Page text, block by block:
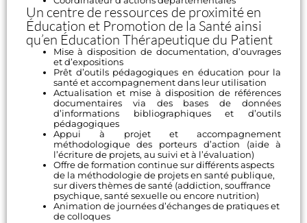
Un centre de ressources de proximité en
Éducation et Promotion de la Santé ainsi
qu’en Éducation Thérapeutique du Patient
Mise à disposition de documentation, d’ouvrages
et d’expositions
Prêt d’outils pédagogiques en éducation pour la
santé et accompagnement dans leur utilisation
Actualisation et mise à disposition de références
documentaires via des bases de données
d’informations bibliographiques et d’outils
pédagogiques
Appui à projet et accompagnement
méthodologique des porteurs d’action (aide à
l’écriture de projets, au suivi et à l’évaluation)
Offre de formation continue sur différents aspects
de la méthodologie de projets en santé publique,
sur divers thèmes de santé (addiction, souffrance
psychique, santé sexuelle ou encore nutrition)
Animation de journées d’échanges de pratiques et
de colloques